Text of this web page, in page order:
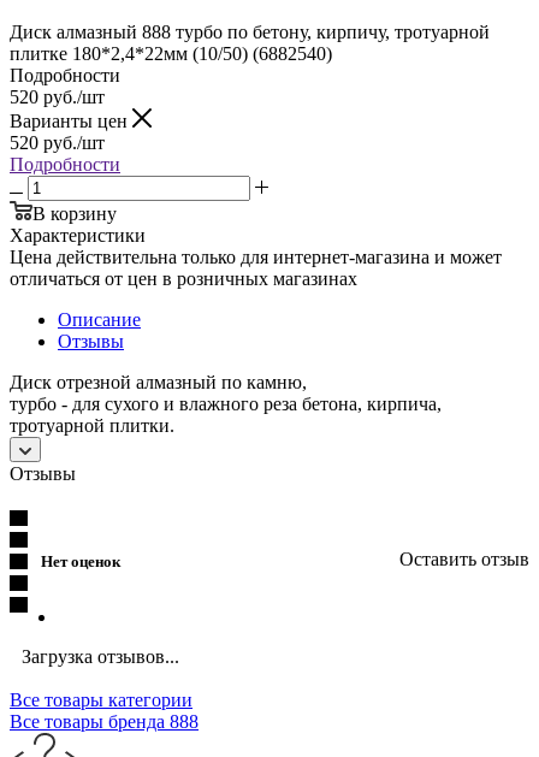
Диск алмазный 888 турбо по бетону, кирпичу, тротуарной
плитке 180*2,4*22мм (10/50) (6882540)
Подробности
520 руб./шт
Варианты цен
520 руб./шт
Подробности
В корзину
Характеристики
Цена действительна только для интернет-магазина и может
отличаться от цен в розничных магазинах
Описание
Отзывы
Диск отрезной алмазный по камню,
турбо - для сухого и влажного реза бетона, кирпича,
тротуарной плитки.
Отзывы
Нет оценок Оставить отзыв
Загрузка отзывов...
Все товары категории
Все товары бренда 888